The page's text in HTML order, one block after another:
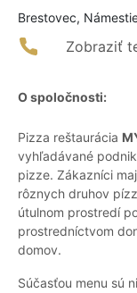
Brestovec,
Zobraziť
O spoločnosti:
Pizza reštaurácia
vyhľadávané
pizze. Zákazníci
rôznych druhov
útulnom prostredí
prostredníctvom
domov.
Súčasťou menu sú